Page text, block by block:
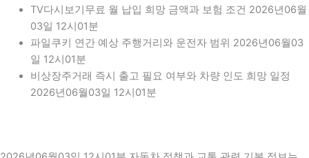
TV다시보기무료 월 납입 희망 금액과 보험 조건 2026년06월
03일 12시01분
파일쿠키 연간 예상 주행거리와 운전자 범위 2026년06월03
일 12시01분
비상장주거래 즉시 출고 필요 여부와 차량 인도 희망 일정
2026년06월03일 12시01분